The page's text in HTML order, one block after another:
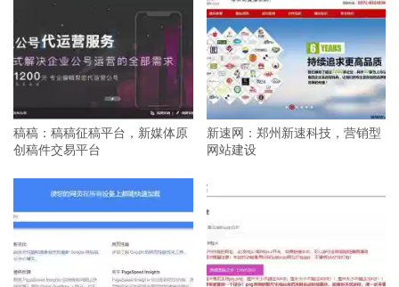
稿稿：稿稿征稿平台，新媒体原
创稿件交易平台
新速网：郑州新速科技，营销型
网站建设